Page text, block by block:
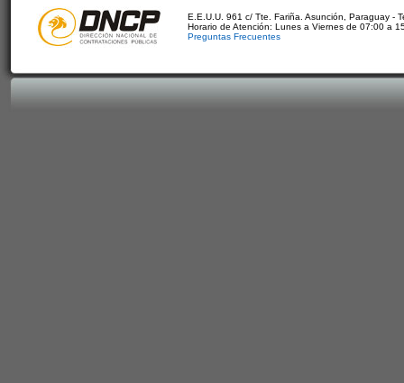
E.E.U.U. 961 c/ Tte. Fariña. Asunción, Paraguay -
Horario de Atención: Lunes a Viernes de 07:00 a
Preguntas Frecuentes